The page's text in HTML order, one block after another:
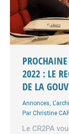
2022 : LE
DE LA
Annonces,
Par Christine
Le CR2PA